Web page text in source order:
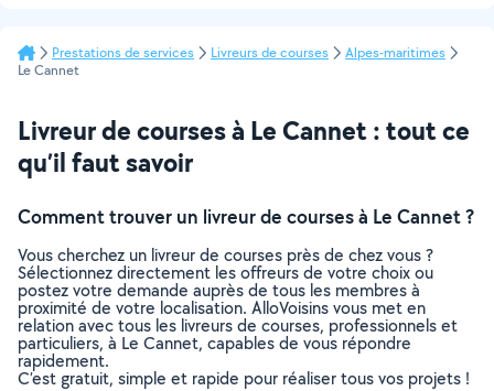
Prestations de services Livreurs de courses
Alpes-maritimes
Le Cannet
Livreur de courses à Le Cannet : tout ce
qu’il faut savoir
Comment trouver un livreur de courses à Le Cannet ?
Vous cherchez un livreur de courses près de chez vous ?
Sélectionnez directement les offreurs de votre choix ou
postez votre demande auprès de tous les membres à
proximité de votre localisation. AlloVoisins vous met en
relation avec tous les livreurs de courses, professionnels et
particuliers, à Le Cannet, capables de vous répondre
rapidement.
C’est gratuit, simple et rapide pour réaliser tous vos projets !